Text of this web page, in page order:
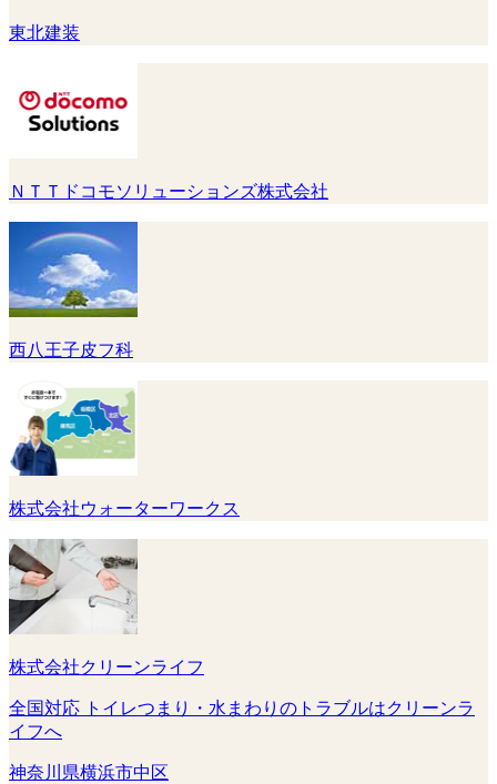
東北建装
ＮＴＴドコモソリューションズ株式会社
西八王子皮フ科
株式会社ウォーターワークス
株式会社クリーンライフ
全国対応 トイレつまり・水まわりのトラブルはクリーンラ
イフへ
神奈川県横浜市中区